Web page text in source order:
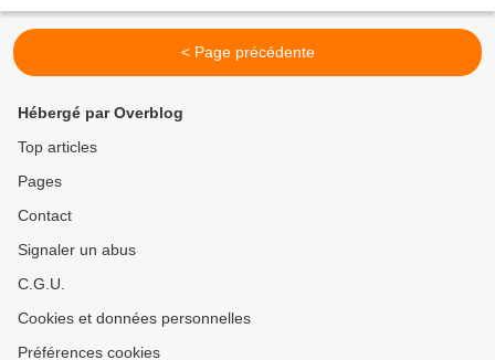
< Page précédente
Hébergé par Overblog
Top articles
Pages
Contact
Signaler un abus
C.G.U.
Cookies et données personnelles
Préférences cookies